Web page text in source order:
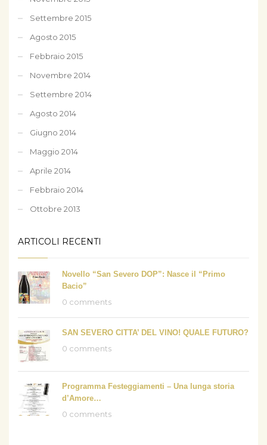
Settembre 2015
Agosto 2015
Febbraio 2015
Novembre 2014
Settembre 2014
Agosto 2014
Giugno 2014
Maggio 2014
Aprile 2014
Febbraio 2014
Ottobre 2013
ARTICOLI RECENTI
Novello “San Severo DOP”: Nasce il “Primo
Bacio”
0 comments
SAN SEVERO CITTA’ DEL VINO! QUALE FUTURO?
0 comments
Programma Festeggiamenti – Una lunga storia
d’Amore…
0 comments